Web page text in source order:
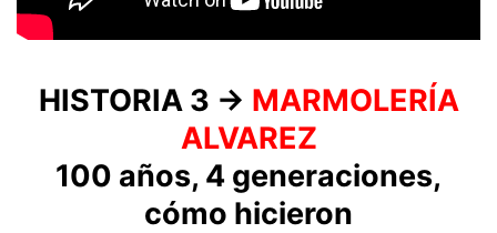
HISTORIA 3 → MARMOLERÍA
ALVAREZ
100 años, 4 generaciones,
cómo hicieron